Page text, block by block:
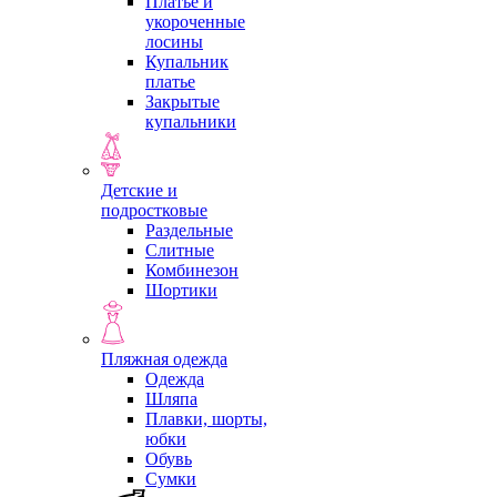
укороченные
лосины
Купальник
платье
Закрытые
купальники
Детские и
подростковые
Раздельные
Слитные
Комбинезон
Шортики
Пляжная одежда
Одежда
Шляпа
Плавки, шорты,
юбки
Обувь
Сумки